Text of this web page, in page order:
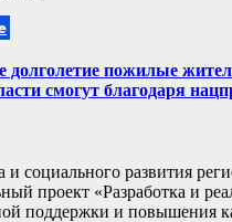
долголетие пожилые
смогут благодаря
и социального развития
проект «Разработка и
поддержки и повышения